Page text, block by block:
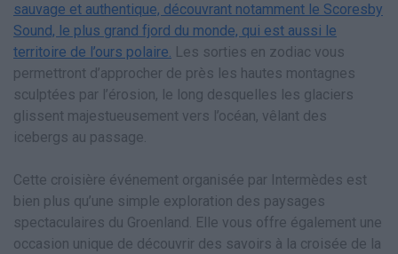
sauvage et authentique, découvrant notamment le Scoresby
Sound, le plus grand fjord du monde, qui est aussi le
territoire de l’ours polaire. Les sorties en zodiac vous
permettront d’approcher de près les hautes montagnes
sculptées par l’érosion, le long desquelles les glaciers
glissent majestueusement vers l’océan, vêlant des
icebergs au passage.
Cette croisière événement organisée par Intermèdes est
bien plus qu’une simple exploration des paysages
spectaculaires du Groenland. Elle vous offre également une
occasion unique de découvrir des savoirs à la croisée de la